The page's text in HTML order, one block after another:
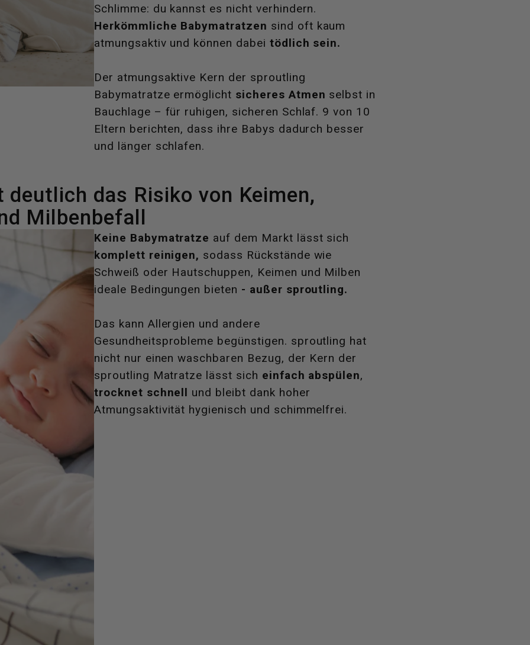
Schlimme: du kannst es nicht verhindern.
Herkömmliche Babymatratzen sind oft kaum
atmungsaktiv und können dabei tödlich sein.
Der atmungsaktive Kern der sproutling
Babymatratze ermöglicht sicheres Atmen selbst in
Bauchlage – für ruhigen, sicheren Schlaf. 9 von 10
Eltern berichten, dass ihre Babys dadurch besser
und länger schlafen.
deutlich das Risiko von Keimen,
Milbenbefall
Keine Babymatratze auf dem Markt lässt sich
komplett reinigen, sodass Rückstände wie
Schweiß oder Hautschuppen, Keimen und Milben
ideale Bedingungen bieten - außer sproutling.
Das kann Allergien und andere
Gesundheitsprobleme begünstigen. sproutling hat
nicht nur einen waschbaren Bezug, der Kern der
sproutling Matratze lässt sich einfach abspülen,
trocknet schnell und bleibt dank hoher
Atmungsaktivität hygienisch und schimmelfrei.